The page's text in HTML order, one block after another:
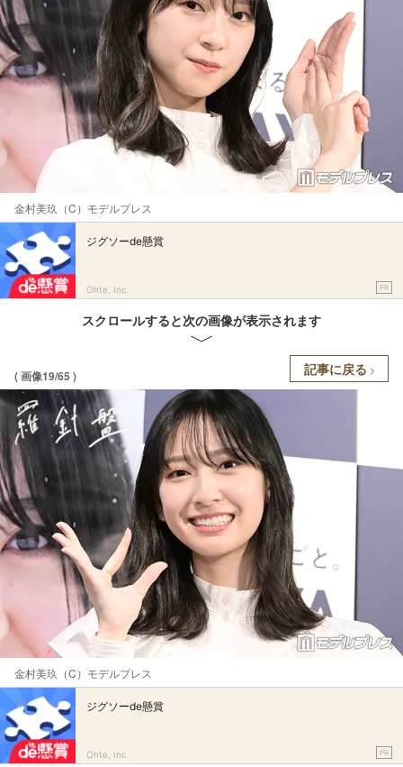
金村美玖（C）モデルプレス
ジグソーde懸賞
Ohte, Inc. PR
スクロールすると次の画像が表示されます
( 画像19/65 ) 記事に戻る
金村美玖（C）モデルプレス
ジグソーde懸賞
Ohte, Inc. PR